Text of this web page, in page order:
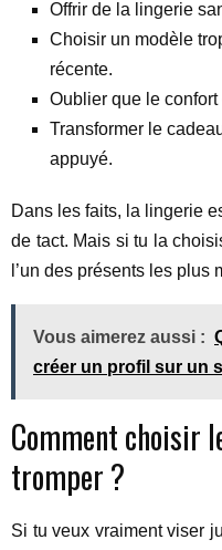
Offrir de la lingerie
Choisir un modèle
récente.
Oublier que le confort
Transformer le
appuyé.
Dans les faits, la lingerie
de tact. Mais si tu la
l’un des présents les plus
Vous aimerez aussi :
créer un profil sur un
Comment choisir
tromper ?
Si tu veux vraiment viser